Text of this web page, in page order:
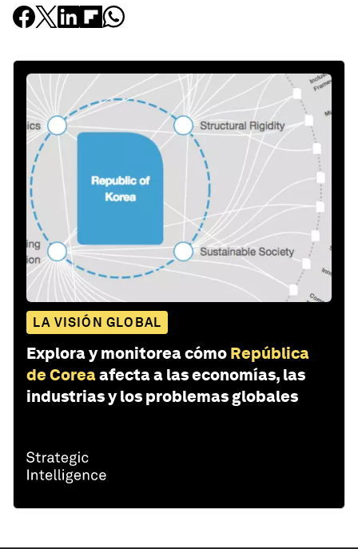
LA VISIÓN GLOBAL
Explora y monitorea cómo República
de Coreaafecta a las economías, las
industrias y los problemas globales